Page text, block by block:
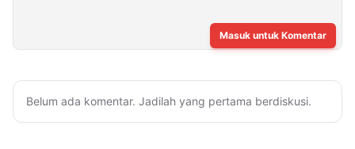
Masuk untuk Komentar
Belum ada komentar. Jadilah yang pertama berdiskusi.